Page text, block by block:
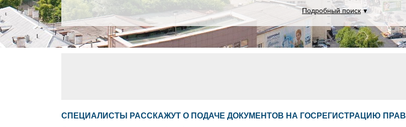
Подробный поиск▼
СПЕЦИАЛИСТЫ РАССКАЖУТ О ПОДАЧЕ ДОКУМЕНТОВ НА ГОСРЕГИСТРАЦИЮ ПРАВ